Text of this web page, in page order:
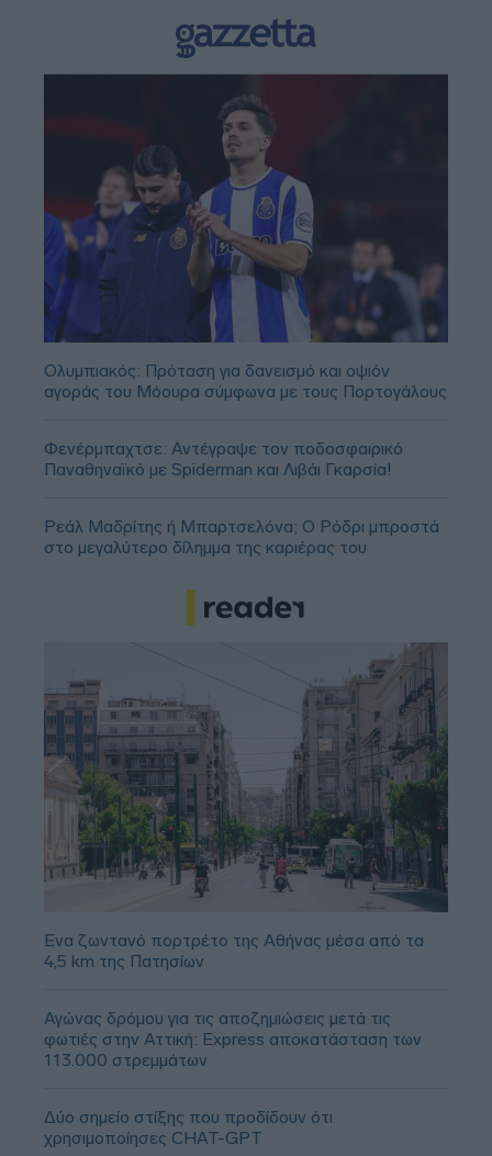
Ολυμπιακός: Πρόταση για δανεισμό και οψιόν
αγοράς του Μόουρα σύμφωνα με τους Πορτογάλους
Φενέρμπαχτσε: Αντέγραψε τον ποδοσφαιρικό
Παναθηναϊκό με Spiderman και Λιβάι Γκαρσία!
Ρεάλ Μαδρίτης ή Μπαρτσελόνα; Ο Ρόδρι μπροστά
στο μεγαλύτερο δίλημμα της καριέρας του
Ένα ζωντανό πορτρέτο της Αθήνας μέσα από τα
4,5 km της Πατησίων
Αγώνας δρόμου για τις αποζημιώσεις μετά τις
φωτιές στην Αττική: Express αποκατάσταση των
113.000 στρεμμάτων
Δύο σημείο στίξης που προδίδουν ότι
χρησιμοποίησες CHAT-GPT